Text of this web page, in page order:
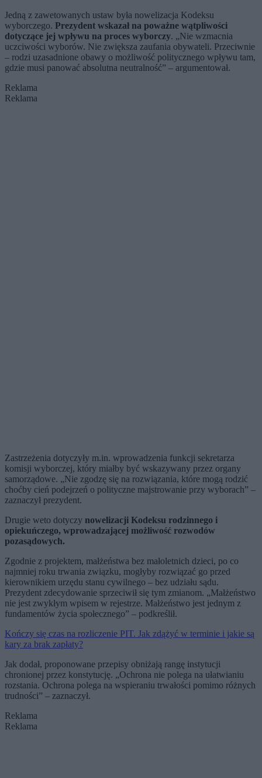
Jedną z zawetowanych ustaw była nowelizacja Kodeksu
wyborczego. Prezydent wskazał na poważne wątpliwości
dotyczące jej wpływu na proces wyborczy. „Nie wzmacnia
uczciwości wyborów. Nie zwiększa zaufania obywateli. Przeciwnie
– rodzi uzasadnione obawy o możliwość politycznego wpływu tam,
gdzie musi panować absolutna neutralność” – argumentował.
Reklama
Reklama
Zastrzeżenia dotyczyły m.in. wprowadzenia funkcji sekretarza
komisji wyborczej, który miałby być wskazywany przez organy
samorządowe. „Nie zgodzę się na rozwiązania, które mogą rodzić
choćby cień podejrzeń o polityczne majstrowanie przy wyborach” –
zaznaczył prezydent.
Drugie weto dotyczy nowelizacji Kodeksu rodzinnego i
opiekuńczego, wprowadzającej możliwość rozwodów
pozasądowych.
Zgodnie z projektem, małżeństwa bez małoletnich dzieci, po co
najmniej roku trwania związku, mogłyby rozwiązać go przed
kierownikiem urzędu stanu cywilnego – bez udziału sądu.
Prezydent zdecydowanie sprzeciwił się tym zmianom. „Małżeństwo
nie jest zwykłym wpisem w rejestrze. Małżeństwo jest jednym z
fundamentów życia społecznego” – podkreślił.
Kończy się czas na rozliczenie PIT. Jak zdążyć w terminie i jakie są
kary za brak zapłaty?
Jak dodał, proponowane przepisy obniżają rangę instytucji
chronionej przez konstytucję. „Ochrona nie polega na ułatwianiu
rozstania. Ochrona polega na wspieraniu trwałości pomimo różnych
trudności” – zaznaczył.
Reklama
Reklama